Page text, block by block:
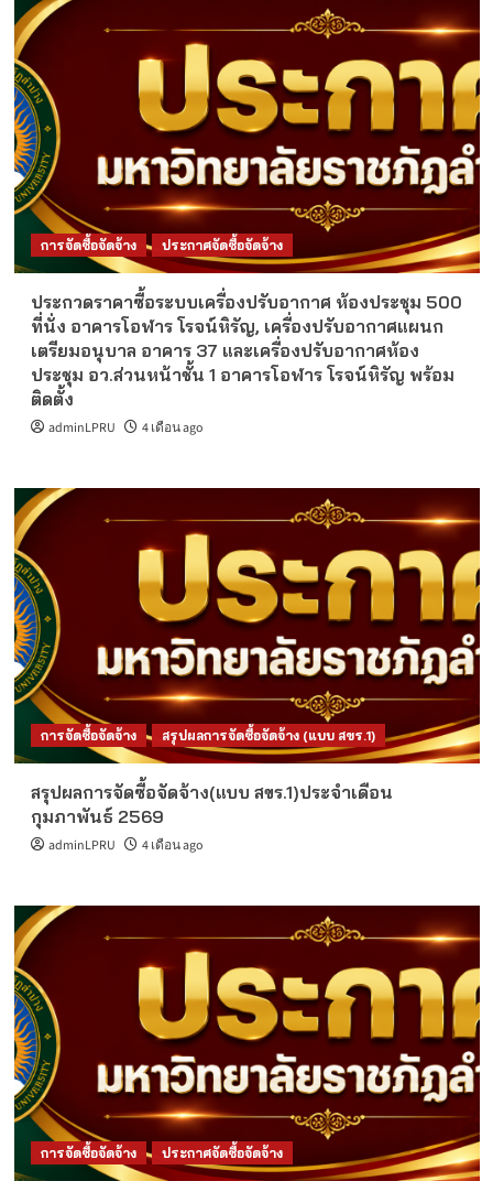
การจัดซื้อจัดจ้าง ประกาศจัดซื้อจัดจ้าง
ประกวดราคาซื้อระบบเครื่องปรับอากาศ ห้องประชุม 500
ที่นั่ง อาคารโอฬาร โรจน์หิรัญ, เครื่องปรับอากาศแผนก
เตรียมอนุบาล อาคาร 37 และเครื่องปรับอากาศห้อง
ประชุม อว.ส่วนหน้าชั้น 1 อาคารโอฬาร โรจน์หิรัญ พร้อม
ติดตั้ง
adminLPRU 4 เดือน ago
การจัดซื้อจัดจ้าง สรุปผลการจัดซื้อจัดจ้าง (แบบ สขร.1)
สรุปผลการจัดซื้อจัดจ้าง(แบบ สขร.1)ประจำเดือน
กุมภาพันธ์ 2569
adminLPRU 4 เดือน ago
การจัดซื้อจัดจ้าง ประกาศจัดซื้อจัดจ้าง